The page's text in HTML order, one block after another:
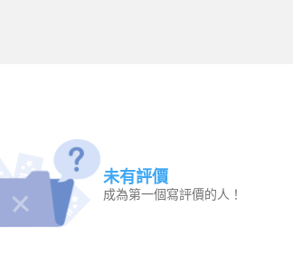
未有評價
成為第一個寫評價的人！